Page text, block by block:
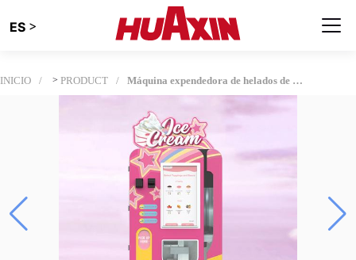
ES >
INICIO > PRODUCT Máquina expendedora de helados de alto rendimiento para centros comerciales y aeropuertos| Solución Smart Soft-Serve Vending de 15 segundos con analítica remota